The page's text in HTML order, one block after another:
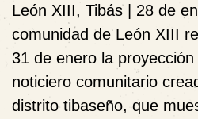
León XIII, Tibás | 28 de
comunidad de León XIII
31 de enero la proyección
noticiero comunitario
distrito tibaseño, que